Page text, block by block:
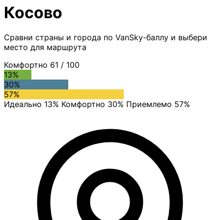
Косово
Сравни страны и города по VanSky-баллу и выбери
место для маршрута
Комфортно 61 / 100
13%
30%
57%
Идеально 13% Комфортно 30% Приемлемо 57%